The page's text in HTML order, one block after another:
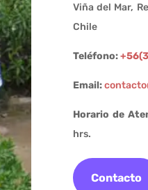
Viña del Mar,
Chile
Teléfono:
Email:
Horario de
hrs.
Contacto